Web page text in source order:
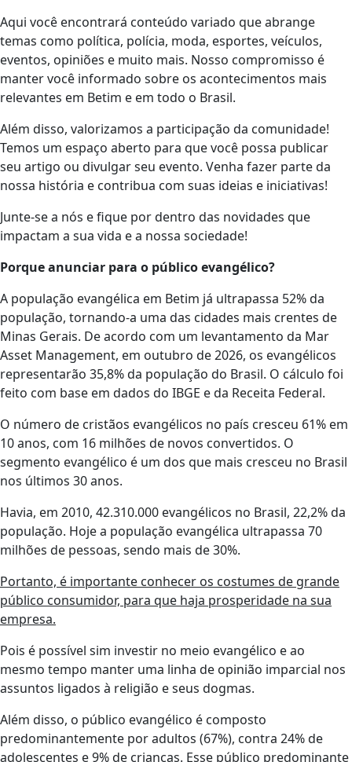
Aqui você encontrará conteúdo variado que abrange
temas como política, polícia, moda, esportes, veículos,
eventos, opiniões e muito mais. Nosso compromisso é
manter você informado sobre os acontecimentos mais
relevantes em Betim e em todo o Brasil.
Além disso, valorizamos a participação da comunidade!
Temos um espaço aberto para que você possa publicar
seu artigo ou divulgar seu evento. Venha fazer parte da
nossa história e contribua com suas ideias e iniciativas!
Junte-se a nós e fique por dentro das novidades que
impactam a sua vida e a nossa sociedade!
Porque anunciar para o público evangélico?
A população evangélica em Betim já ultrapassa 52% da
população, tornando-a uma das cidades mais crentes de
Minas Gerais. De acordo com um levantamento da Mar
Asset Management, em outubro de 2026, os evangélicos
representarão 35,8% da população do Brasil. O cálculo foi
feito com base em dados do IBGE e da Receita Federal.
O número de cristãos evangélicos no país cresceu 61% em
10 anos, com 16 milhões de novos convertidos. O
segmento evangélico é um dos que mais cresceu no Brasil
nos últimos 30 anos.
Havia, em 2010, 42.310.000 evangélicos no Brasil, 22,2% da
população. Hoje a população evangélica ultrapassa 70
milhões de pessoas, sendo mais de 30%.
Portanto, é importante conhecer os costumes de grande
público consumidor, para que haja prosperidade na sua
empresa.
Pois é possível sim investir no meio evangélico e ao
mesmo tempo manter uma linha de opinião imparcial nos
assuntos ligados à religião e seus dogmas.
Além disso, o público evangélico é composto
predominantemente por adultos (67%), contra 24% de
adolescentes e 9% de crianças. Esse público predominante